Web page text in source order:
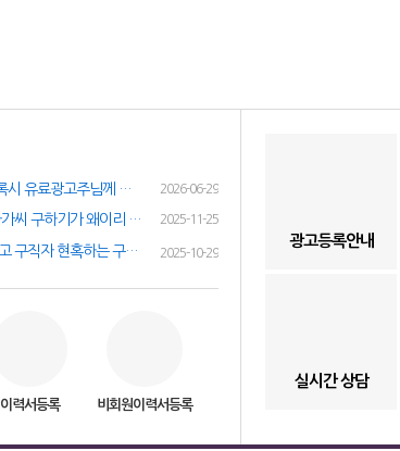
여성인재정보 이력서 등록시 유료광고주님께 인재정보 문자갑니다! 2026-06-29
(챗gpt) 요즘 유흥업소 아가씨 구하기가 왜이리 힘들까요? 원인이 무엇이 잇을까요? 2025-11-25
✔️취업사기 과장 구인 광고 구직자 현혹하는 구인광고 주의 하세요!✔️ 2025-10-29
이력서등록 비회원이력서등록
광고등록안내
실시간 상담